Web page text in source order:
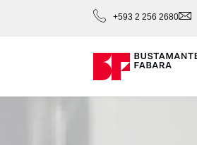
+593 2 256 2680